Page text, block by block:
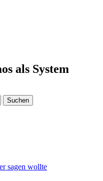
als System
sagen wollte